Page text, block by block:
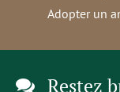
Adopter un
Restez